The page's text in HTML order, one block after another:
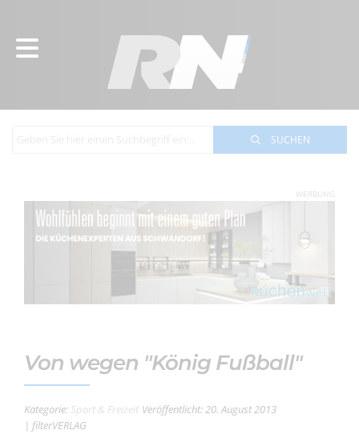
SUCHEN
WERBUNG
Von wegen "König Fußball"
Kategorie: Sport & Freizeit Veröffentlicht: 20. August 2013
| filterVERLAG